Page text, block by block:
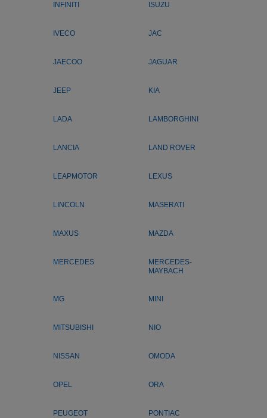
INFINITI ISUZU
IVECO JAC
JAECOO JAGUAR
JEEP KIA
LADA LAMBORGHINI
LANCIA LAND ROVER
LEAPMOTOR LEXUS
LINCOLN MASERATI
MAXUS MAZDA
MERCEDES
MERCEDES-
MAYBACH
MG MINI
MITSUBISHI NIO
NISSAN OMODA
OPEL ORA
PEUGEOT PONTIAC